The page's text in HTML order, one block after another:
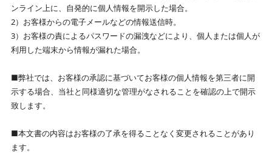
ンライン上に、自発的に個人情報を開示した場合。
2）お客様からの電子メールなどの情報送信時。
3）お客様の責によるパスワードの漏洩などにより、個人または個人が
利用した端末から情報が漏れた場合。
■弊社では、お客様の承認に基づいてお客様の個人情報を第三者に開
示する場合、当社と同様適切な管理がなされることを確認の上で開示
致します。
■本文書の内容はお客様の了承を得ることなく変更されることがあり
ます。